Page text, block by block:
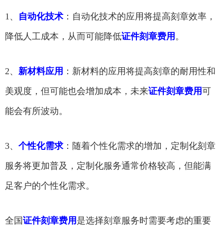
1、 自动化技术 ：自动化技术的应用将提高刻章效率，
降低人工成本，从而可能降低证件刻章费用 。
2、 新材料应用 ：新材料的应用将提高刻章的耐用性和
美观度，但可能也会增加成本，未来证件刻章费用可
能会有所波动。
3、 个性化需求：随着个性化需求的增加，定制化刻章
服务将更加普及，定制化服务通常价格较高，但能满
足客户的个性化需求。
全国证件刻章费用 是选择刻章服务时需要考虑的重要